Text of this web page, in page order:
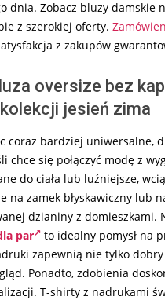
dnia. Zobacz bluzy damskie
z szerokiej oferty.
z zakupów
oversize bez
jesień zima
coraz bardziej uniwersalne,
chce się połączyć modę z
do ciała lub luźniejsze,
na zamek błyskawiczny lub
dzianiny z domieszkami.
par
to idealny pomysł na
zapewnią nie tylko
Ponadto, zdobienia
T-shirty z nadrukami